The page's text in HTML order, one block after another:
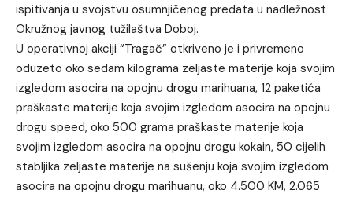
ispitivanja u svojstvu osumnjičenog predata u nadležnost
Okružnog javnog tužilaštva Doboj.
U operativnoj akciji “Tragač” otkriveno je i privremeno
oduzeto oko sedam kilograma zeljaste materije koja svojim
izgledom asocira na opojnu drogu marihuana, 12 paketića
praškaste materije koja svojim izgledom asocira na opojnu
drogu speed, oko 500 grama praškaste materije koja
svojim izgledom asocira na opojnu drogu kokain, 50 cijelih
stabljika zeljaste materije na sušenju koja svojim izgledom
asocira na opojnu drogu marihuanu, oko 4.500 KM, 2.065